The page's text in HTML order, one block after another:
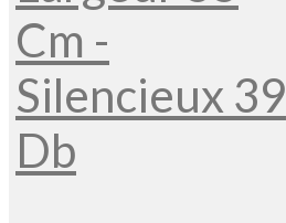
Cm -
Silencieux 39
Db